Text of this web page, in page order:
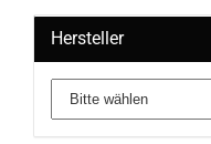
Hersteller